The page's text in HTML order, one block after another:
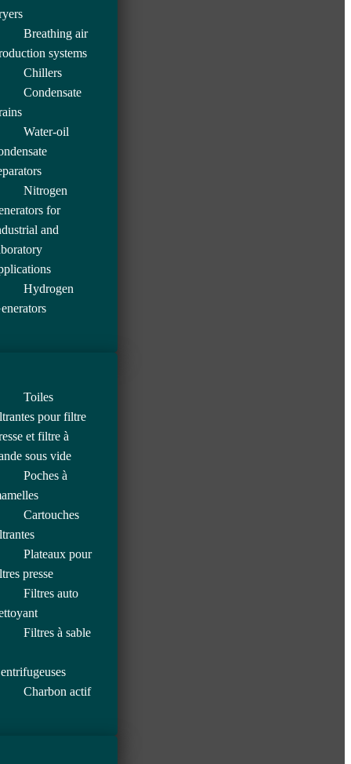
Breathing air
systems
Chillers
Condensate
Water-oil
Nitrogen
for
and
Hydrogen
Toiles
pour filtre
et filtre à
sous vide
Poches à
Cartouches
Plateaux pour
presse
Filtres auto
Filtres à sable
Charbon actif